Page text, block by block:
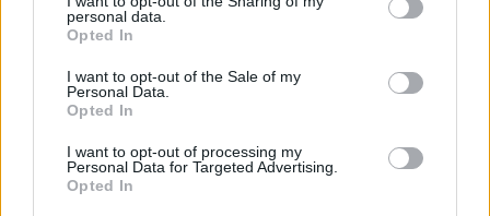
personal data.
Opted In
I want to opt-out of the Sale of my
Personal Data.
Opted In
I want to opt-out of processing my
Personal Data for Targeted Advertising.
Opted In